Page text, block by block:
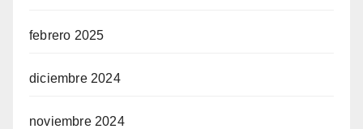
febrero 2025
diciembre 2024
noviembre 2024